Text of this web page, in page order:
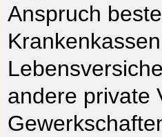
Anspruch
andere private